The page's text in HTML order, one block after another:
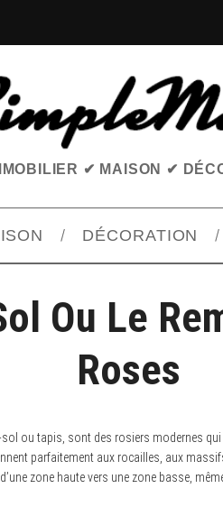
✔ MAISON ✔
DÉCORATION
Ou Le
Roses
ou tapis, sont des rosiers modernes
parfaitement aux rocailles, aux
zone haute vers une zone basse,